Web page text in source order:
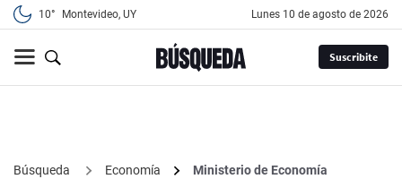
10° Montevideo, UY lunes 10 de agosto de 2026
Suscribite
Búsqueda Economía
Ministerio de Economía